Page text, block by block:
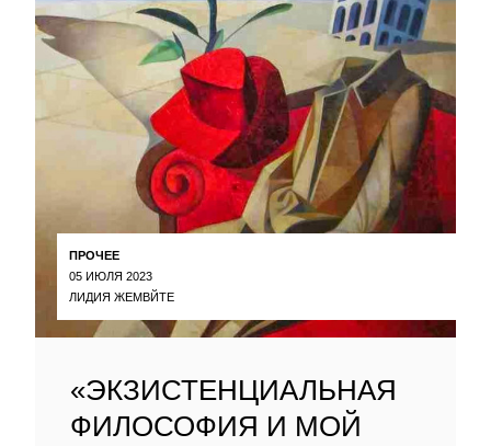
ПРОЧЕЕ
05 ИЮЛЯ 2023
ЛИДИЯ ЖЕМВЙТЕ
«ЭКЗИСТЕНЦИАЛЬНАЯ
ФИЛОСОФИЯ И МОЙ